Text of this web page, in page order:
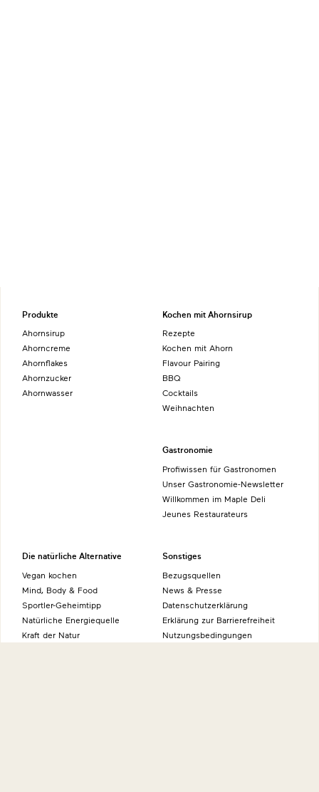
Produkte
Ahornsirup
Ahorncreme
Ahornflakes
Ahornzucker
Ahornwasser
Kochen mit Ahornsirup
Rezepte
Kochen mit Ahorn
Flavour Pairing
BBQ
Cocktails
Weihnachten
Gastronomie
Profiwissen für Gastronomen
Unser Gastronomie-Newsletter
Willkommen im Maple Deli
Jeunes Restaurateurs
Die natürliche Alternative
Vegan kochen
Mind, Body & Food
Sportler-Geheimtipp
Natürliche Energiequelle
Kraft der Natur
Sonstiges
Bezugsquellen
News & Presse
Datenschutzerklärung
Erklärung zur Barrierefreiheit
Nutzungsbedingungen